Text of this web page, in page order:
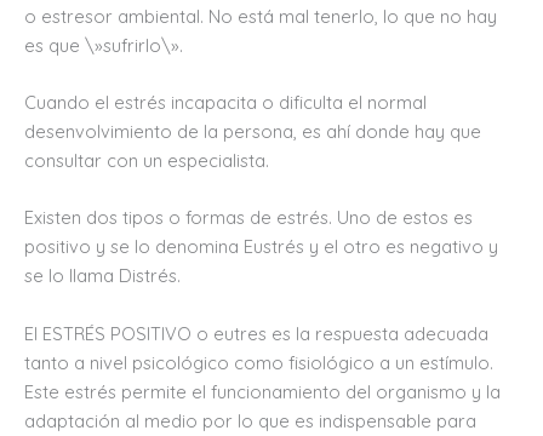
o estresor ambiental. No está mal tenerlo, lo que no hay
es que \»sufrirlo\».
Cuando el estrés incapacita o dificulta el normal
desenvolvimiento de la persona, es ahí donde hay que
consultar con un especialista.
Existen dos tipos o formas de estrés. Uno de estos es
positivo y se lo denomina Eustrés y el otro es negativo y
se lo llama Distrés.
El ESTRÉS POSITIVO o eutres es la respuesta adecuada
tanto a nivel psicológico como fisiológico a un estímulo.
Este estrés permite el funcionamiento del organismo y la
adaptación al medio por lo que es indispensable para